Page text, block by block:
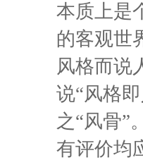
本质上是
的客观世
风格而说
说“风格
之“风骨”
有评价均